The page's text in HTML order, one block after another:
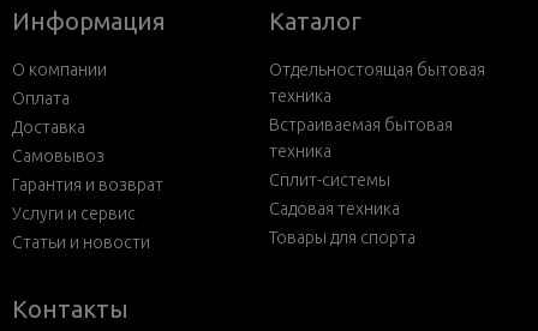
Информация
О компании
Оплата
Доставка
Самовывоз
Гарантия и возврат
Услуги и сервис
Статьи и новости
Каталог
Отдельностоящая бытовая
техника
Встраиваемая бытовая
техника
Сплит-системы
Садовая техника
Товары для спорта
Контакты